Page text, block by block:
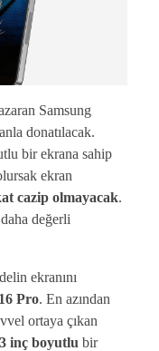
Samsung
donatılacak.
bir ekrana sahip
ekran
cazip olmayacak.
değerli
ekranını
Pro. En azından
ortaya çıkan
inç boyutlu bir